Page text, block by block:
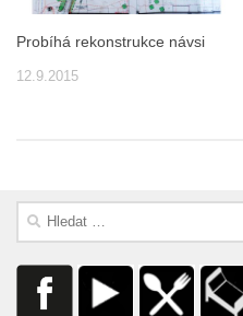
Probíhá rekonstrukce návsi
12.9.2015
Vyhledávání